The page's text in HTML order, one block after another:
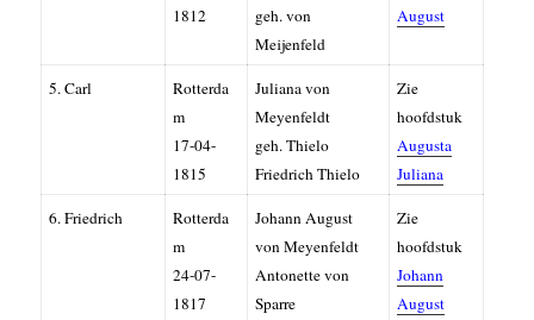
1812
geh. von
Meijenfeld
August
5. Carl
Rotterda
m
17-04-
1815
Juliana von
Meyenfeldt
geh. Thielo
Friedrich Thielo
Zie
hoofdstuk
Augusta
Juliana
6. Friedrich
Rotterda
m
24-07-
1817
Johann August
von Meyenfeldt
Antonette von
Sparre
Zie
hoofdstuk
Johann
August